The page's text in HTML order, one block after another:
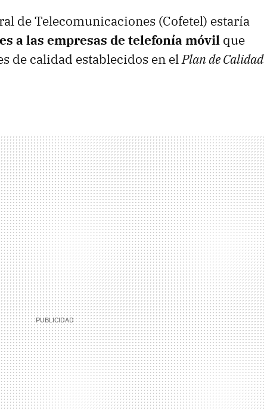
de Telecomunicaciones (Cofetel) estaría
a las empresas de telefonía móvil que
de calidad establecidos en elPlan de Calidad